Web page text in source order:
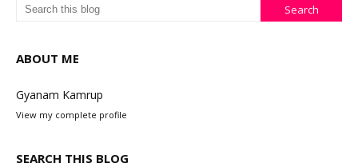
ABOUT ME
Gyanam Kamrup
View my complete profile
SEARCH THIS BLOG